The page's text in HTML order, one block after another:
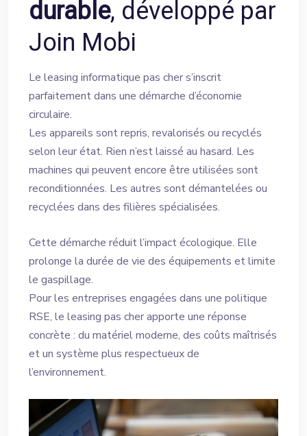
durable, développé par
Join Mobi
Le leasing informatique pas cher s’inscrit
parfaitement dans une démarche d’économie
circulaire.
Les appareils sont repris, revalorisés ou recyclés
selon leur état. Rien n’est laissé au hasard. Les
machines qui peuvent encore être utilisées sont
reconditionnées. Les autres sont démantelées ou
recyclées dans des filières spécialisées.
Cette démarche réduit l’impact écologique. Elle
prolonge la durée de vie des équipements et limite
le gaspillage.
Pour les entreprises engagées dans une politique
RSE, le leasing pas cher apporte une réponse
concrète : du matériel moderne, des coûts maîtrisés
et un système plus respectueux de
l’environnement.